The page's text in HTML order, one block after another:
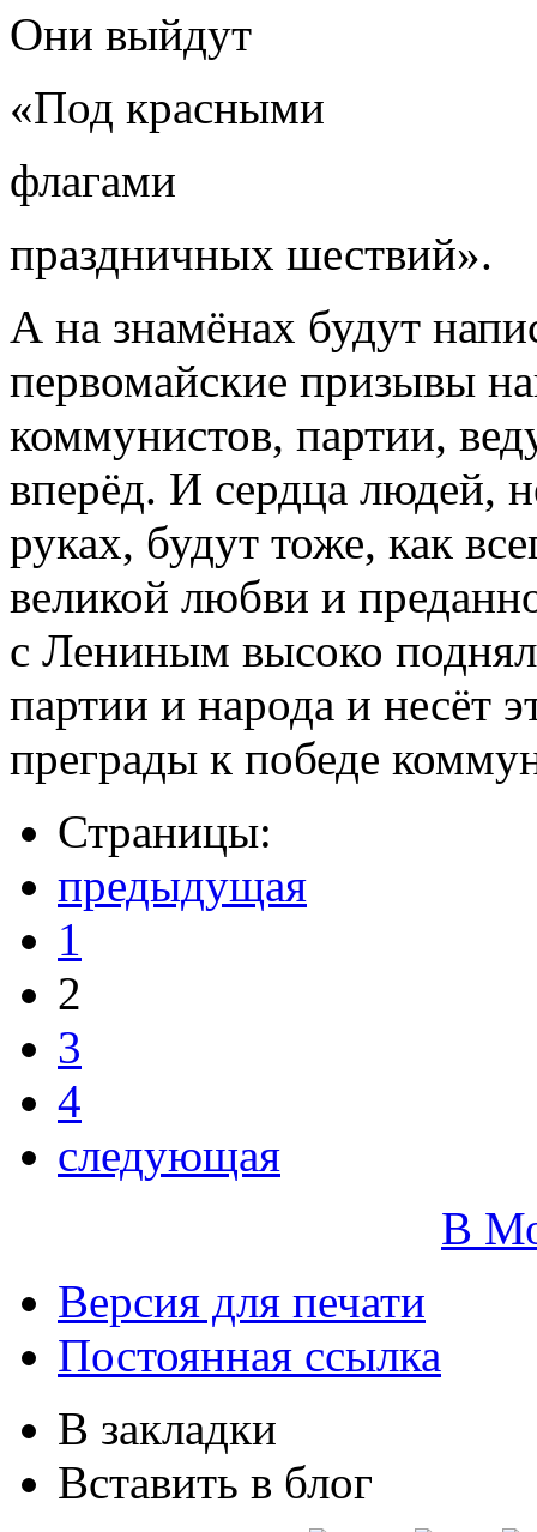
Они выйдут
«Под красными
флагами
праздничных шествий».
А на знамёнах будут
первомайские призывы
коммунистов, партии,
вперёд. И сердца людей,
руках, будут тоже, как
великой любви и
с Лениным высоко
партии и народа и несёт
преграды к победе
Страницы:
предыдущая
1
2
3
4
следующая
В
Версия для печати
Постоянная ссылка
В закладки
Вставить в блог